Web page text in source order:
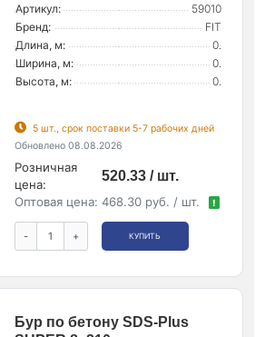
Артикул:
59010
Бренд:
FIT
Длина, м:
0.
Ширина, м:
0.
Высота, м:
0.
5 шт., срок поставки 5-7 рабочих дней
Обновлено 08.08.2026
Розничная
цена:
520.33 / шт.
Оптовая цена: 468.30 руб. / шт. !
- + КУПИТЬ
Бур по бетону SDS-Plus